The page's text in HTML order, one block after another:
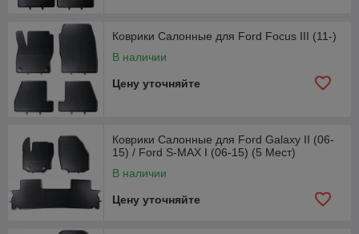
Коврики Салонные для Ford Focus III (11-)
В наличии
Цену уточняйте
Коврики Салонные для Ford Galaxy II (06-
15) / Ford S-MAX I (06-15) (5 Мест)
В наличии
Цену уточняйте